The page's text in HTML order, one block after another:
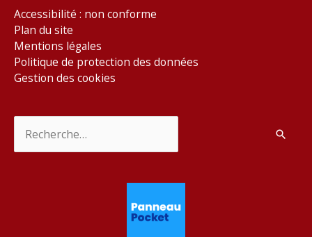
Accessibilité : non conforme
Plan du site
Mentions légales
Politique de protection des données
Gestion des cookies